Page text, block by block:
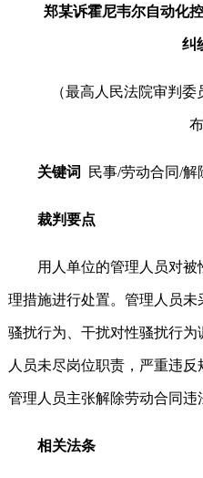
郑某诉霍尼韦尔自动化控
纠
（最高人民法院审判
布
关键词 民事/劳动合同/解
裁判要点
用人单位的管理人员对被
理措施进行处置。管理人员
骚扰行为、干扰对性骚扰行
人员未尽岗位职责，严重违反
管理人员主张解除劳动合同违
相关法条